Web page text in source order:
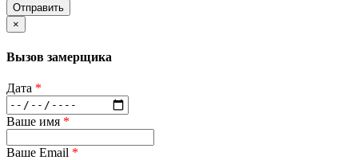
Отправить
×
Вызов замерщика
Дата *
Ваше имя *
Ваше Email *